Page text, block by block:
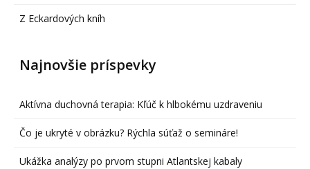
Z Eckardových kníh
Najnovšie príspevky
Aktívna duchovná terapia: Kľúč k hlbokému uzdraveniu
Čo je ukryté v obrázku? Rýchla súťaž o semináre!
Ukážka analýzy po prvom stupni Atlantskej kabaly